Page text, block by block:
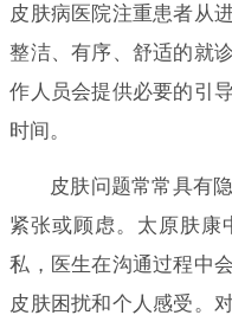
皮肤病医院注重患者从
整洁、有序、舒适的就
作人员会提供必要的引
时间。
皮肤问题常常具有
紧张或顾虑。太原肤康
私，医生在沟通过程中
皮肤困扰和个人感受。